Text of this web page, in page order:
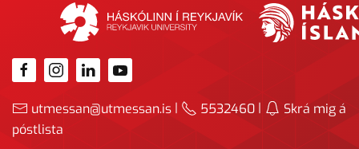
utmessan@utmessan.is | 5532460 |
Skrá mig á
póstlista